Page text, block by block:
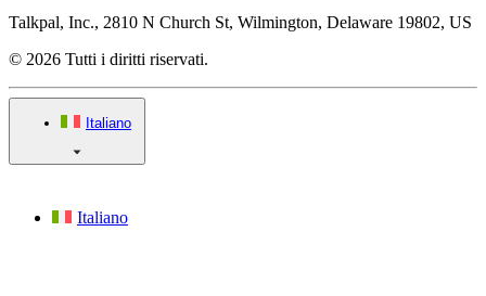
Talkpal, Inc., 2810 N Church St, Wilmington, Delaware 19802, US
© 2026 Tutti i diritti riservati.
Italiano
Italiano